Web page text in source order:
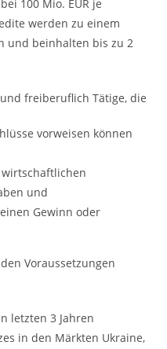
100 Mio. EUR je
werden zu einem
und beinhalten bis zu 2
freiberuflich Tätige, die
vorweisen können
und
Gewinn oder
Voraussetzungen
letzten 3 Jahren
in den Märkten Ukraine,